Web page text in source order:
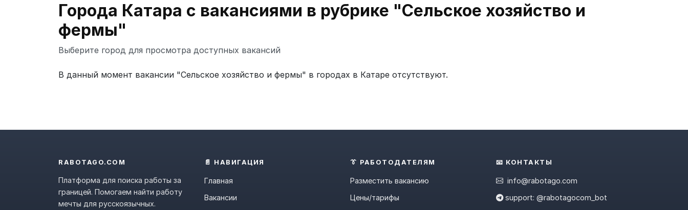
Города Катара с вакансиями в рубрике "Сельское хозяйство и
фермы"
Выберите город для просмотра доступных вакансий
В данный момент вакансии "Сельское хозяйство и фермы" в городах в Катаре отсутствуют.
RABOTAGO.COM
Платформа для поиска работы за
границей. Помогаем найти работу
мечты для русскоязычных.
📄 НАВИГАЦИЯ
Главная
Вакансии
👔 РАБОТОДАТЕЛЯМ
Разместить вакансию
Цены/тарифы
📧 КОНТАКТЫ
info@rabotago.com
support: @rabotagocom_bot